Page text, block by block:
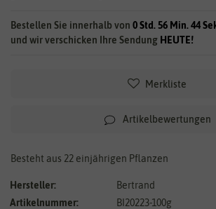
Bestellen Sie innerhalb von 0 Std. 56 Min. 44
und wir verschicken Ihre Sendung HEUTE!
Merkliste
Artikelbewertungen
Besteht aus 22 einjährigen Pflanzen
Hersteller:
Bertrand
Artikelnummer:
BI20223-100g